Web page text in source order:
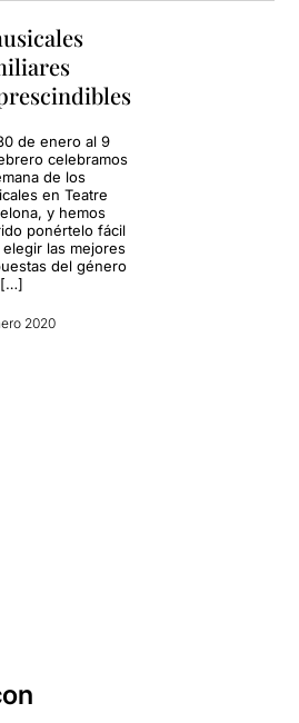
de enero al 9
celebramos
de los
en Teatre
​​y hemos
ponértelo fácil
elegir las mejores
del género
2020